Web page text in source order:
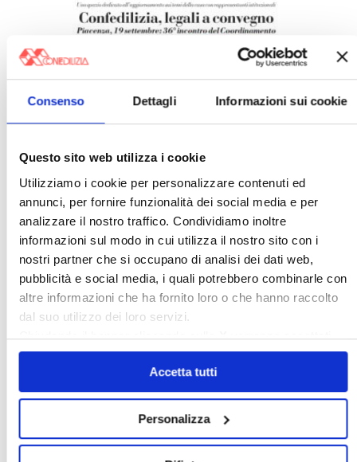
Consenso Dettagli Informazioni sui cookie
Questo sito web utilizza i cookie
Utilizziamo i cookie per personalizzare contenuti ed
annunci, per fornire funzionalità dei social media e per
analizzare il nostro traffico. Condividiamo inoltre
informazioni sul modo in cui utilizza il nostro sito con i
nostri partner che si occupano di analisi dei dati web,
pubblicità e social media, i quali potrebbero combinarle con
altre informazioni che ha fornito loro o che hanno raccolto
dal suo utilizzo dei loro servizi.
Chiudendo il banner cliccando sullaXverranno accettati
solo i cookie necessari.
Accetta tutti
Personalizza
〉 Confedilizia notizie